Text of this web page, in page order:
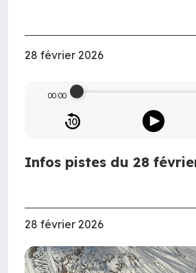
28 février 2026
00:00
Infos pistes du 28
28 février 2026